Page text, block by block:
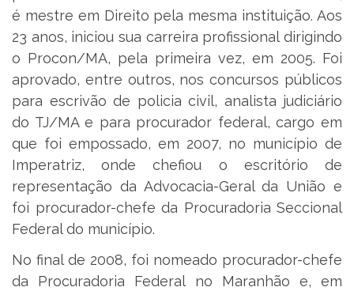
é mestre em Direito pela mesma instituição. Aos
23 anos, iniciou sua carreira profissional dirigindo
o Procon/MA, pela primeira vez, em 2005. Foi
aprovado, entre outros, nos concursos públicos
para escrivão de policia civil, analista judiciário
do TJ/MA e para procurador federal, cargo em
que foi empossado, em 2007, no município de
Imperatriz, onde chefiou o escritório de
representação da Advocacia-Geral da União e
foi procurador-chefe da Procuradoria Seccional
Federal do município.
No final de 2008, foi nomeado procurador-chefe
da Procuradoria Federal no Maranhão e, em